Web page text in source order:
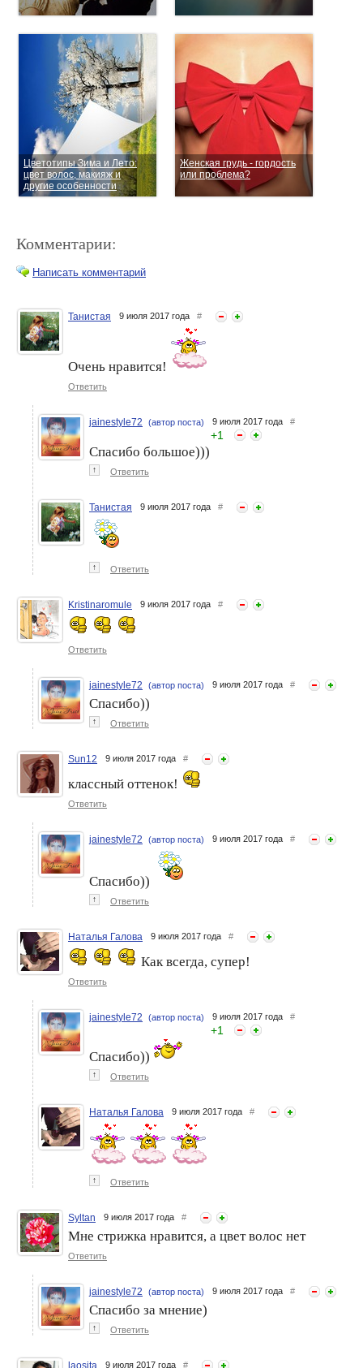
Цветотипы Зима и Лето:
цвет волос, макияж и
другие особенности
Женская грудь - гордость
или проблема?
"В июне 1941"... помним,
гордимся, чтим!
"Девочка, которая любила
Тома Гордона"
Скончался режиссер
Александр Гордон
Комментарии:
Написать комментарий
Танистая 9 июля 2017 года #
Очень нравится!
Ответить
jainestyle72 (автор поста) 9 июля 2017 года #
+1
Спасибо большое)))
↑ Ответить
Танистая 9 июля 2017 года #
↑ Ответить
Kristinaromule 9 июля 2017 года #
Ответить
jainestyle72 (автор поста) 9 июля 2017 года #
Спасибо))
↑ Ответить
Sun12 9 июля 2017 года #
классный оттенок!
Ответить
jainestyle72 (автор поста) 9 июля 2017 года #
Спасибо))
↑ Ответить
Наталья Галова 9 июля 2017 года #
Как всегда, супер!
Ответить
jainestyle72 (автор поста) 9 июля 2017 года #
+1
Спасибо))
↑ Ответить
Наталья Галова 9 июля 2017 года #
↑ Ответить
Syltan 9 июля 2017 года #
Мне стрижка нравится, а цвет волос нет
Ответить
jainestyle72 (автор поста) 9 июля 2017 года #
Спасибо за мнение)
↑ Ответить
laosita 9 июля 2017 года #